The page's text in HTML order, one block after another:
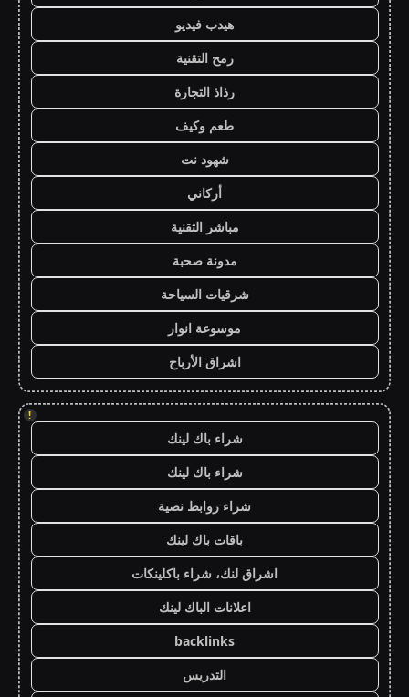
هيدب فيديو
رمح التقنية
رذاذ التجارة
طعم وكيف
شهود نت
أركاني
مباشر التقنية
مدونة صحبة
شرقيات السياحة
موسوعة انوار
اشراق الأرباح
!
شراء باك لينك
شراء باك لينك
شراء روابط نصية
باقات باك لينك
اشراق لنك، شراء باكلينكات
اعلانات الباك لينك
backlinks
التدريس